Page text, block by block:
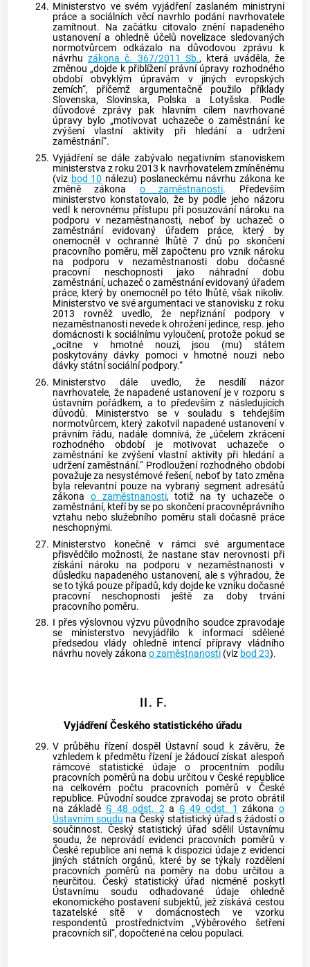
24. Ministerstvo ve svém vyjádření zaslaném ministryní
práce a sociálních věcí navrhlo podání navrhovatele
zamítnout. Na začátku citovalo znění napadeného
ustanovení a ohledně účelů novelizace sledovaných
normotvůrcem odkázalo na důvodovou zprávu k
návrhuzákona č. 367/2011 Sb., která uváděla, že
změnou „dojde k přiblížení právní úpravy rozhodného
období obvyklým úpravám v jiných evropských
zemích“, přičemž argumentačně použilo příklady
Slovenska, Slovinska, Polska a Lotyšska. Podle
důvodové zprávy pak hlavním cílem navrhované
úpravy bylo „motivovat uchazeče o zaměstnání ke
zvýšení vlastní aktivity při hledání a udržení
zaměstnání“.
25. Vyjádření se dále zabývalo negativním stanoviskem
ministerstva z roku 2013 k navrhovatelem zmíněnému
(viz bod 10 nálezu) poslaneckému návrhu zákona ke
změně zákona o zaměstnanosti. Především
ministerstvo konstatovalo, že by podle jeho názoru
vedl k nerovnému přístupu při posuzování nároku na
podporu v nezaměstnanosti, neboť by uchazeč o
zaměstnání evidovaný úřadem práce, který by
onemocněl v ochranné lhůtě 7 dnů po skončení
pracovního poměru, měl započtenu pro vznik nároku
na podporu v nezaměstnanosti dobu dočasné
pracovní neschopnostijako náhradní dobu
zaměstnání, uchazeč o zaměstnání evidovaný úřadem
práce, který by onemocněl po této lhůtě, však nikoliv.
Ministerstvo ve své argumentaci ve stanovisku z roku
2013 rovněž uvedlo, že nepřiznání podpory v
nezaměstnanosti nevede k ohrožení jedince, resp. jeho
domácnosti k sociálnímu vyloučení, protože pokud se
„ocitne v hmotné nouzi, jsou (mu) státem
poskytovány dávky pomoci v hmotné nouzi nebo
dávky státní sociální podpory.“
26. Ministerstvo dále uvedlo, že nesdílí názor
navrhovatele, že napadené ustanovení je v rozporu s
ústavním pořádkem, a to především z následujících
důvodů. Ministerstvo se v souladu s tehdejším
normotvůrcem, který zakotvil napadené ustanovení v
právním řádu, nadále domnívá, že „účelem zkrácení
rozhodného období je motivovat uchazeče o
zaměstnání ke zvýšení vlastní aktivity při hledání a
udržení zaměstnání.“ Prodloužení rozhodného období
považuje za nesystémové řešení, neboť by tato změna
byla relevantní pouze na vybraný segment adresátů
zákona o zaměstnanosti, totiž na ty uchazeče o
zaměstnání, kteří by se po skončení pracovněprávního
vztahu nebo služebního poměru stali dočasně práce
neschopnými.
27. Ministerstvo konečně v rámci své argumentace
přisvědčilo možnosti, že nastane stav nerovnosti při
získání nároku na podporu v nezaměstnanosti v
důsledku napadeného ustanovení, ale s výhradou, že
se to týká pouze případů, kdy dojde ke vzniku dočasné
pracovní neschopnosti ještě za doby trvání
pracovního poměru.
28. I přes výslovnou výzvu původního soudce zpravodaje
se ministerstvo nevyjádřilo k informaci sdělené
předsedou vlády ohledně intencí přípravy vládního
návrhu novely zákona o zaměstnanosti(viz bod 23).
II. F.
Vyjádření Českého statistického úřadu
29. V průběhu řízení dospěl Ústavní soud
k závěru, že
vzhledem k předmětu řízení je žádoucí získat alespoň
rámcové statistické údaje o procentním podílu
pracovních poměrů na dobu určitou v České republice
na celkovém počtu pracovních poměrů v České
republice. Původní soudce zpravodaj se proto obrátil
na základě § 48 odst. 2a § 49 odst. 1 zákona o
Ústavním soudu na Český statistický úřad s žádostí o
součinnost. Český statistický úřad sdělil Ústavnímu
soudu, že neprovádí evidenci pracovních poměrů v
České republice ani nemá k dispozici údaje z evidencí
jiných státních orgánů, které by se týkaly rozdělení
pracovních poměrů na poměry na dobu určitou a
neurčitou. Český statistický úřad nicméně poskytl
Ústavnímu soudu odhadované údaje ohledně
ekonomického postavení subjektů, jež získává cestou
tazatelské sítě v domácnostech ve vzorku
respondentů prostřednictvím „Výběrového šetření
pracovních sil“, dopočtené na celou populaci.